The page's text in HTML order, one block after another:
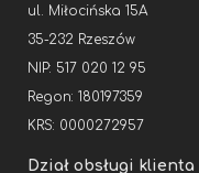
ul. Miłocińska 15A
35-232 Rzeszów
NIP: 517 020 12 95
Regon: 180197359
KRS: 0000272957
Dział obsługi klienta